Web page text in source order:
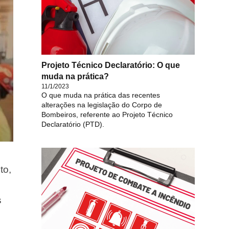
Projeto Técnico Declaratório: O que
muda na prática?
11/1/2023
O que muda na prática das recentes
alterações na legislação do Corpo de
Bombeiros, referente ao Projeto Técnico
Declaratório (PTD).